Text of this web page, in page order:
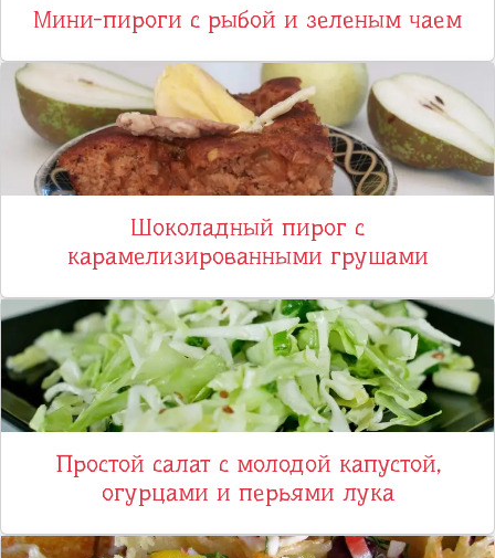
Мини-пироги с рыбой и зеленым чаем
Шоколадный пирог с
карамелизированными грушами
Простой салат с молодой капустой,
огурцами и перьями лука